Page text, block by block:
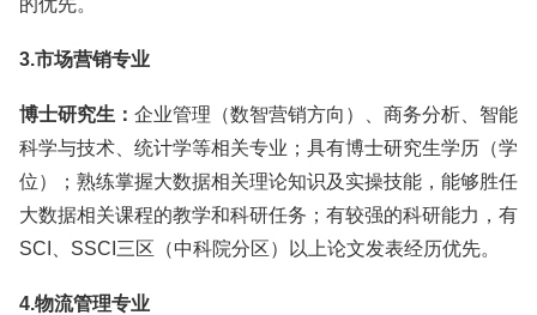
的优先。
3.市场营销专业
博士研究生： 企业管理（数智营销方向）、商务分析、智能
科学与技术、统计学等相关专业；具有博士研究生学历（学
位）；熟练掌握大数据相关理论知识及实操技能，能够胜任
大数据相关课程的教学和科研任务；有较强的科研能力，有
SCI、SSCI三区（中科院分区）以上论文发表经历优先。
4.物流管理专业